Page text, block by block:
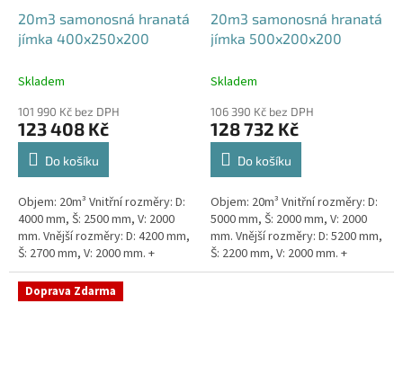
20m3 samonosná hranatá
jímka 400x250x200
Skladem
101 990 Kč bez DPH
123 408 Kč
Do košíku
Objem: 20m³ Vnitřní rozměry: D:
4000 mm, Š: 2500 mm, V: 2000
mm. Vnější rozměry: D: 4200 mm,
Š: 2700 mm, V: 2000 mm. +
komínek Kvalitní, pevná jímka
bez potřeby...
20m3 samonosná hranatá
jímka 500x200x200
Skladem
106 390 Kč bez DPH
128 732 Kč
Do košíku
Objem: 20m³ Vnitřní rozměry: D:
5000 mm, Š: 2000 mm, V: 2000
mm. Vnější rozměry: D: 5200 mm,
Š: 2200 mm, V: 2000 mm. +
komínek Kvalitní, pevná jímka
Doprava Zdarma